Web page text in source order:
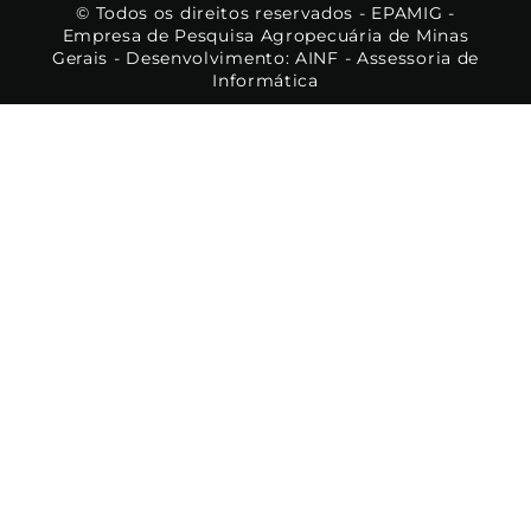
© Todos os direitos reservados - EPAMIG -
Empresa de Pesquisa Agropecuária de Minas
Gerais - Desenvolvimento: AINF - Assessoria de
Informática